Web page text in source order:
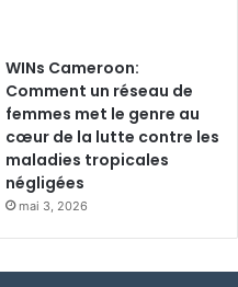
WINs Cameroon:
Comment un réseau de
femmes met le genre au
cœur de la lutte contre les
maladies tropicales
négligées
mai 3, 2026